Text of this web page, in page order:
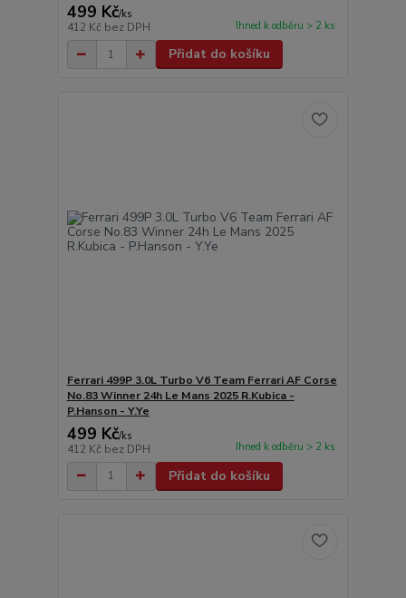
499 Kč/ks
412 Kč bez DPH Ihned k odběru > 2 ks
Přidat do košíku
Ferrari 499P 3.0L Turbo V6 Team Ferrari AF Corse
No.83 Winner 24h Le Mans 2025 R.Kubica -
P.Hanson - Y.Ye
499 Kč/ks
412 Kč bez DPH Ihned k odběru > 2 ks
Přidat do košíku